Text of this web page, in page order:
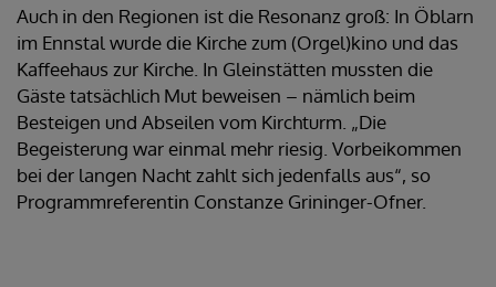
Auch in den Regionen ist die Resonanz groß: In Öblarn
im Ennstal wurde die Kirche zum (Orgel)kino und das
Kaffeehaus zur Kirche. In Gleinstätten mussten die
Gäste tatsächlich Mut beweisen – nämlich beim
Besteigen und Abseilen vom Kirchturm. „Die
Begeisterung war einmal mehr riesig. Vorbeikommen
bei der langen Nacht zahlt sich jedenfalls aus“, so
Programmreferentin Constanze Grininger-Ofner.